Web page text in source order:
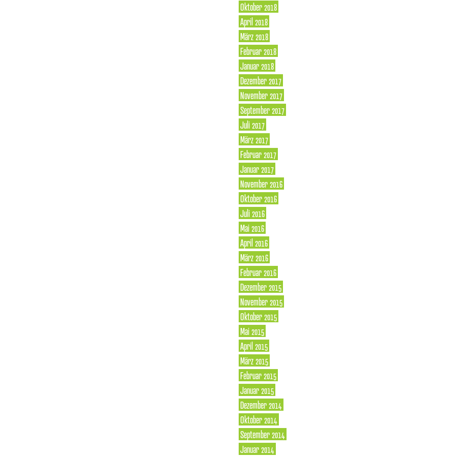
Oktober 2018
April 2018
März 2018
Februar 2018
Januar 2018
Dezember 2017
November 2017
September 2017
Juli 2017
März 2017
Februar 2017
Januar 2017
November 2016
Oktober 2016
Juli 2016
Mai 2016
April 2016
März 2016
Februar 2016
Dezember 2015
November 2015
Oktober 2015
Mai 2015
April 2015
März 2015
Februar 2015
Januar 2015
Dezember 2014
Oktober 2014
September 2014
Januar 2014